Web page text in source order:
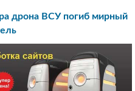
дрона ВСУ погиб мирный